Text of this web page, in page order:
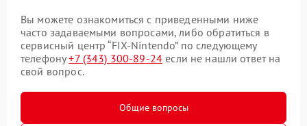
Вы можете ознакомиться с приведенными ниже
часто задаваемыми вопросами, либо обратиться в
сервисный центр “FIX-Nintendo” по следующему
телефону+7 (343) 300-89-24 если не нашли ответ на
свой вопрос.
Общие вопросы